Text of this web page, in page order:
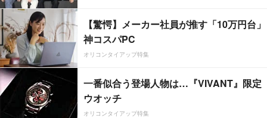
【驚愕】メーカー社員が推す「10万円台」
神コスパPC
オリコンタイアップ特集
一番似合う登場人物は…『VIVANT』限定
ウオッチ
オリコンタイアップ特集